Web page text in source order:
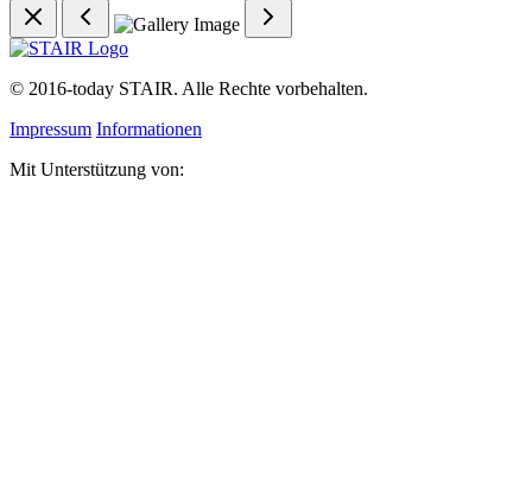
© 2016-today STAIR. Alle Rechte vorbehalten.
Impressum Informationen
Mit Unterstützung von: